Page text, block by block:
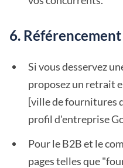
6.
Si vous desservez
proposez un retrait
[ville de fournitures
profil d'entreprise
Pour le B2B et le
pages telles que